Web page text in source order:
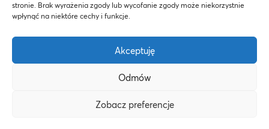
stronie. Brak wyrażenia zgody lub wycofanie zgody może niekorzystnie
wpłynąć na niektóre cechy i funkcje.
Akceptuję
Odmów
Zobacz preferencje
środków Europejskiego Funduszu Społecznego oraz